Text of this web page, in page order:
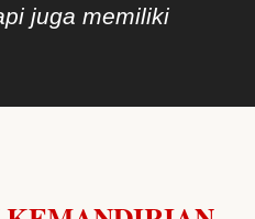
juga memiliki